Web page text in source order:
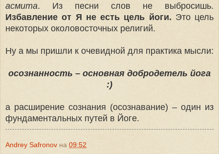
асмита. Из песни слов не выбросишь.
Избавление от Я не есть цель йоги. Это цель
некоторых околовосточных религий.
Ну а мы пришли к очевидной для практика мысли:
осознанность – основная добродетель йога
:)
а расширение сознания (осознавание) – один из
фундаментальных путей в Йоге.
Andrey Safronov на 09:52